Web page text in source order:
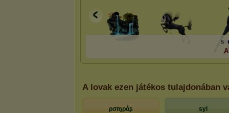
ѕє
A lovak ezen játékos tulajdonában
ρσɱράʂ syl